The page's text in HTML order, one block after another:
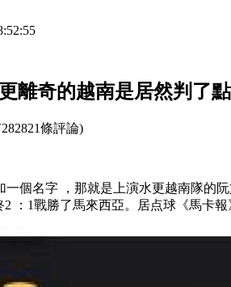
離奇的越南是居然判了
條評論)
個名字 ，那就是上演水更越南隊的阮
：1戰勝了馬來西亞。居点球《馬卡